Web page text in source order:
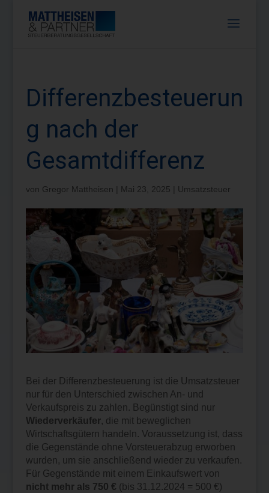
Differenzbesteuerun
g nach der
Gesamtdifferenz
von Gregor Mattheisen Mai 23, 2025 Umsatzsteuer
Bei der Differenzbesteuerung ist die Umsatzsteuer
nur für den Unterschied zwischen An- und
Verkaufspreis zu zahlen. Begünstigt sind nur
Wiederverkäufer, die mit beweglichen
Wirtschaftsgütern handeln. Voraussetzung ist, dass
die Gegenstände ohne Vorsteuerabzug erworben
wurden, um sie anschließend wieder zu verkaufen.
Für Gegenstände mit einem Einkaufswert von
nicht mehr als 750 € (bis 31.12.2024 = 500 €)